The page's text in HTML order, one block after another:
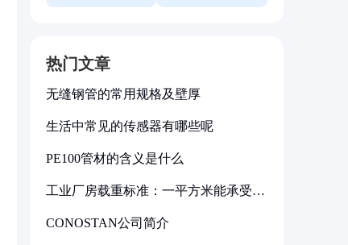
热门文章
无缝钢管的常用规格及壁厚
生活中常见的传感器有哪些呢
PE100管材的含义是什么
工业厂房载重标准：一平方米能承受多
CONOSTAN公司简介